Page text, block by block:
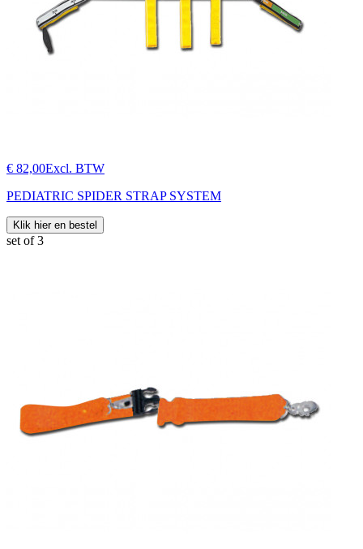
€ 82,00Excl. BTW
PEDIATRIC SPIDER STRAP SYSTEM
Klik hier en bestel
set of 3